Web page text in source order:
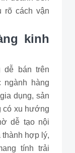
rõ cách vận
kinh
dễ bán trên
ngành hàng
dụng, sản
có xu hướng
dễ tạo nội
thành hợp lý,
tính trải